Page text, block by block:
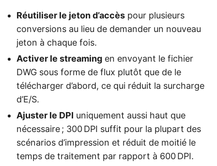
Réutiliser le jeton d’accès pour plusieurs
conversions au lieu de demander un nouveau
jeton à chaque fois.
Activer le streaming en envoyant le fichier
DWG sous forme de flux plutôt que de le
télécharger d’abord, ce qui réduit la surcharge
d’E/S.
Ajuster le DPI uniquement aussi haut que
nécessaire ; 300 DPI suffit pour la plupart des
scénarios d’impression et réduit de moitié le
temps de traitement par rapport à 600 DPI.